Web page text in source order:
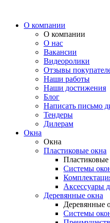
О компании
О компании
О нас
Вакансии
Видеоролики
Отзывы
Наши работы
Наши достижения
Блог
Написать письмо
Тендеры
Дилерам
Окна
Окна
Пластиковые окна
Пластиковые
Системы
Аксессуары
Деревянные окна
Деревянные
Системы